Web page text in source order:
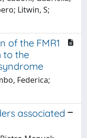
Litwin, S;
of the FMR1
to the
Federica;
associated